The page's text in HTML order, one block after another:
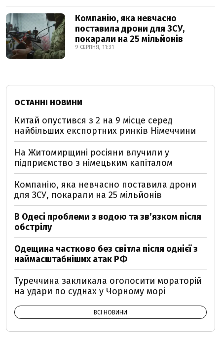
Компанію, яка невчасно
поставила дрони для ЗСУ,
покарали на 25 мільйонів
9 СЕРПНЯ, 11:31
ОСТАННІ НОВИНИ
Китай опустився з 2 на 9 місце серед
найбільших експортних ринків Німеччини
На Житомирщині росіяни влучили у
підприємство з німецьким капіталом
Компанію, яка невчасно поставила дрони
для ЗСУ, покарали на 25 мільйонів
В Одесі проблеми з водою та звʼязком після
обстрілу
Одещина частково без світла після однієї з
наймасштабніших атак РФ
Туреччина закликала оголосити мораторій
на удари по суднах у Чорному морі
ВСІ НОВИНИ